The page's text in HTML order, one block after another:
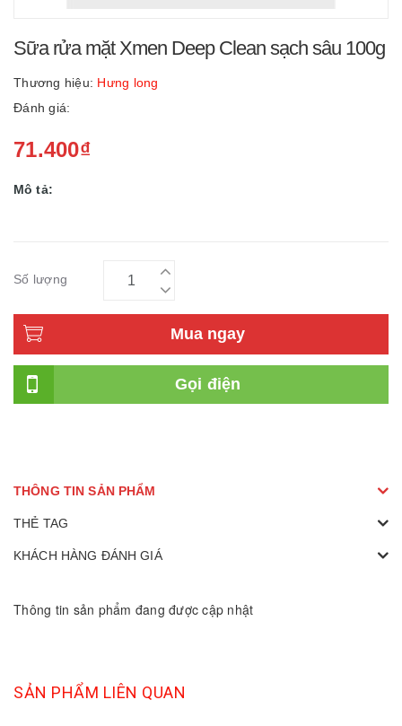
Sữa rửa mặt Xmen Deep Clean sạch sâu 100g
Thương hiệu: Hưng long
Đánh giá:
71.400₫
Mô tả:
Số lượng
Mua ngay
Gọi điện
THÔNG TIN SẢN PHẨM
THẺ TAG
KHÁCH HÀNG ĐÁNH GIÁ
Thông tin sản phẩm đang được cập nhật
SẢN PHẨM LIÊN QUAN